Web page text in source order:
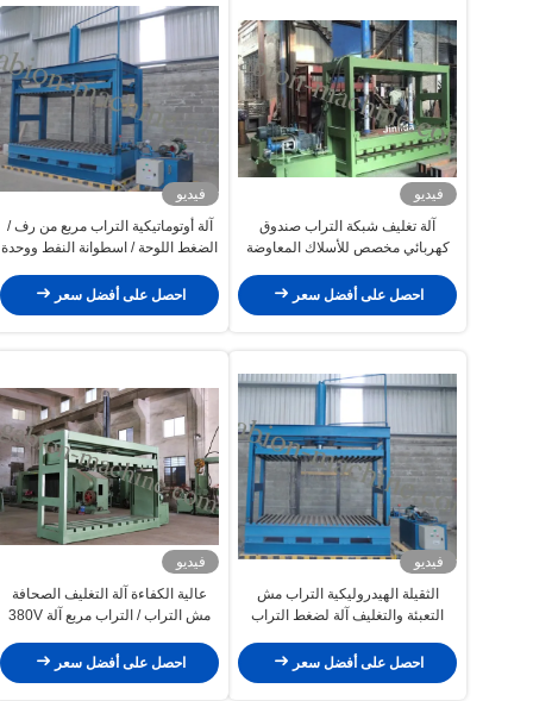
فيديو
آلة تغليف شبكة التراب صندوق
كهربائي مخصص للأسلاك المعاوضة
احصل على أفضل سعر
فيديو
آلة أوتوماتيكية التراب مربع من رف /
الضغط اللوحة / اسطوانة النفط ووحدة
احصل على أفضل سعر
فيديو
الثقيلة الهيدروليكية التراب مش
التعبئة والتغليف آلة لضغط التراب
احصل على أفضل سعر
فيديو
عالية الكفاءة آلة التغليف الصحافة
مش التراب / التراب مربع آلة 380V
احصل على أفضل سعر